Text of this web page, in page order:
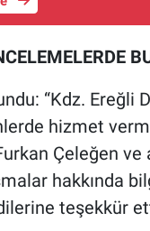
“Kdz. Ereğli
hizmet
Çeleğen
hakkında
teşekkür